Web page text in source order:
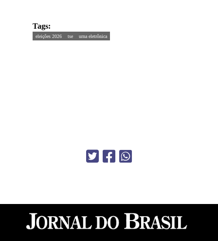
Tags:
eleições 2026 tse urna eletrônica